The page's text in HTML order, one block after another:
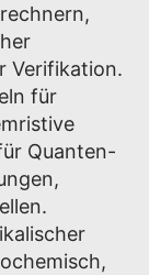
Verifikation.
für
Quanten-